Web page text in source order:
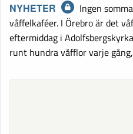
NYHETER
Ingen
våffelkaféer. I Örebro är det
eftermiddag i
runt hundra våfflor varje